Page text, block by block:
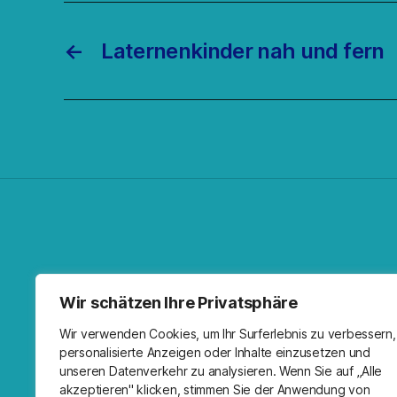
Wir schätzen Ihre Privatsphäre
Wir verwenden Cookies, um Ihr Surferlebnis zu verbessern,
personalisierte Anzeigen oder Inhalte einzusetzen und
unseren Datenverkehr zu analysieren. Wenn Sie auf „Alle
akzeptieren" klicken, stimmen Sie der Anwendung von
← Laternenkinder nah und fern